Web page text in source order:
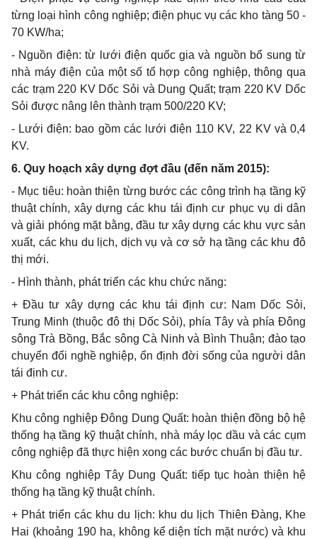
từng loại hình công nghiệp; điện phục vụ các kho tàng 50 -
70 KW/ha;
- Nguồn điện: từ lưới điện quốc gia và nguồn bổ sung từ
nhà máy điện của một số tổ hợp công nghiệp, thông qua
các trạm 220 KV Dốc Sỏi và Dung Quất; trạm 220 KV Dốc
Sỏi được nâng lên thành trạm 500/220 KV;
- Lưới điện: bao gồm các lưới điện 110 KV, 22 KV và 0,4
KV.
6. Quy hoạch xây dựng đợt đầu (đến năm 2015):
- Mục tiêu: hoàn thiện từng bước các công trình hạ tầng kỹ
thuật chính, xây dựng các khu tái định cư phục vụ di dân
và giải phóng mặt bằng, đầu tư xây dựng các khu vực sản
xuất, các khu du lịch, dịch vụ và cơ sở hạ tầng các khu đô
thị mới.
- Hình thành, phát triển các khu chức năng:
+ Đầu tư xây dựng các khu tái định cư: Nam Dốc Sỏi,
Trung Minh (thuộc đô thị Dốc Sỏi), phía Tây và phía Đông
sông Trà Bồng, Bắc sông Cà Ninh và Bình Thuận; đào tạo
chuyển đổi nghề nghiệp, ổn định đời sống của người dân
tái định cư.
+ Phát triển các khu công nghiệp:
Khu công nghiệp Đông Dung Quất: hoàn thiện đồng bộ hệ
thống hạ tầng kỹ thuật chính, nhà máy lọc dầu và các cụm
công nghiệp đã thực hiện xong các bước chuẩn bị đầu tư.
Khu công nghiệp Tây Dung Quất: tiếp tục hoàn thiện hệ
thống hạ tầng kỹ thuật chính.
+ Phát triển các khu du lịch: khu du lịch Thiên Đàng, Khe
Hai (khoảng 190 ha, không kể diện tích mặt nước) và khu